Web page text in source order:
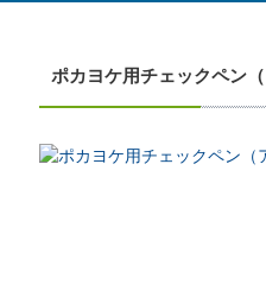
ポカヨケ用チェックペン